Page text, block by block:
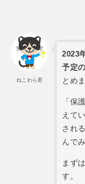
ねこわら君
2023
予定
とめ
「保
えて
され
んで
まずは
す。